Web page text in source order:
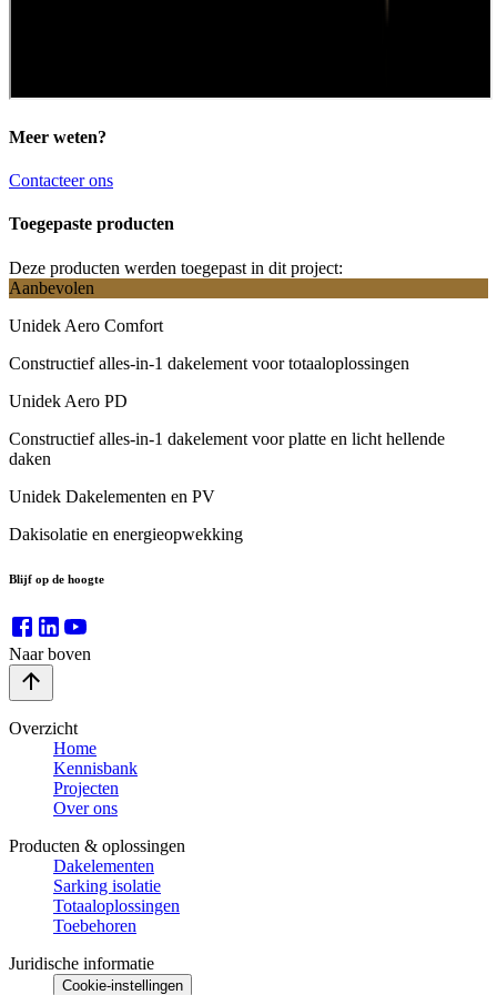
Meer weten?
Contacteer ons
Toegepaste producten
Deze producten werden toegepast in dit project:
Aanbevolen
Unidek Aero Comfort
Constructief alles-in-1 dakelement voor totaaloplossingen
Unidek Aero PD
Constructief alles-in-1 dakelement voor platte en licht hellende
daken
Unidek Dakelementen en PV
Dakisolatie en energieopwekking
Blijf op de hoogte
Naar boven
Overzicht
Home
Kennisbank
Projecten
Over ons
Producten & oplossingen
Dakelementen
Sarking isolatie
Totaaloplossingen
Toebehoren
Juridische informatie
Cookie-instellingen